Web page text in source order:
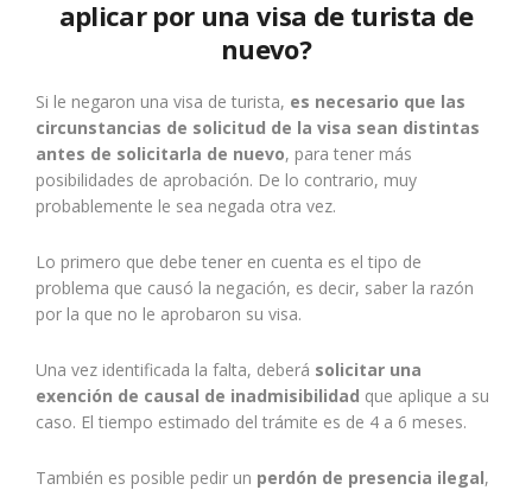
aplicar por una visa de turista de
nuevo?
Si le negaron una visa de turista, es necesario que las
circunstancias de solicitud de la visa sean distintas
antes de solicitarla de nuevo, para tener más
posibilidades de aprobación. De lo contrario, muy
probablemente le sea negada otra vez.
Lo primero que debe tener en cuenta es el tipo de
problema que causó la negación, es decir, saber la razón
por la que no le aprobaron su visa.
Una vez identificada la falta, deberá solicitar una
exención de causal de inadmisibilidad que aplique a su
caso. El tiempo estimado del trámite es de 4 a 6 meses.
También es posible pedir un perdón de presencia ilegal,